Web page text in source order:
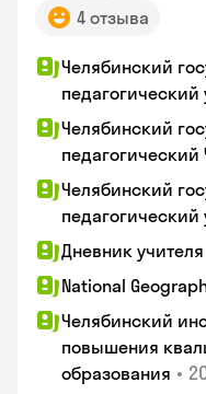
4 отзыва
Челябинский
педагогический
Челябинский
педагогический
Челябинский
педагогический
Дневник учителя
National
Челябинский
повышения
образования •